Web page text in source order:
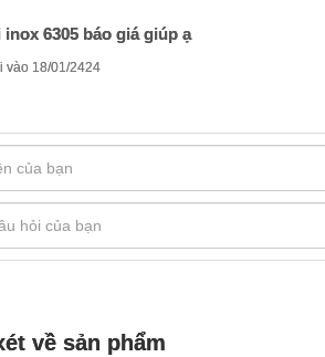
22211
SKF 7305
CẦU CHẶN
6305 báo giá giúp ạ
vào 18/01/2424
về sản phẩm